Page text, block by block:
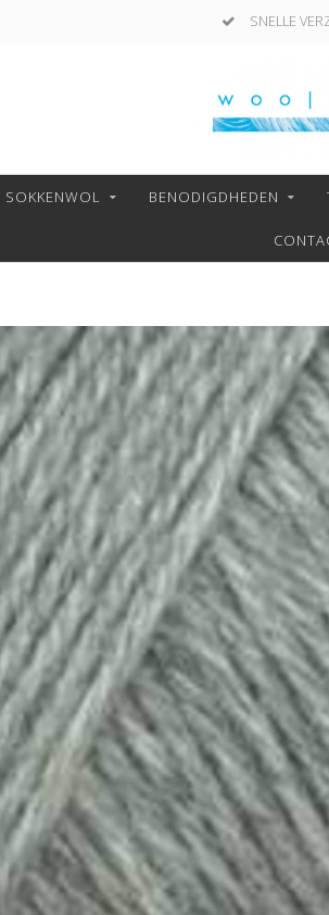
SNELLE
SOKKENWOL BENODIGDHEDEN